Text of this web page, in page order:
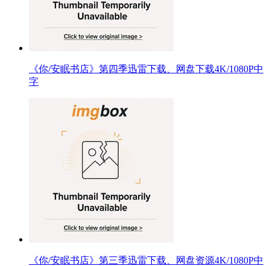
《你/安眠书店》第四季迅雷下载、网盘下载4K/1080P中
字
《你/安眠书店》第三季迅雷下载、网盘资源4K/1080P中